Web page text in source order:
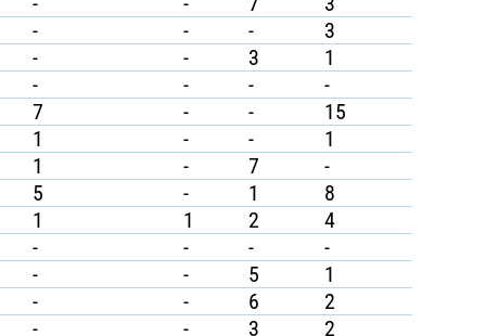
-
- -
3
-
- 3
1
-
- -
-
7
- -
15
1
- -
1
1
- 7
-
5
- 1
8
1
1 2
4
-
- -
-
-
- 5
1
-
- 6
2
-
- 3
2